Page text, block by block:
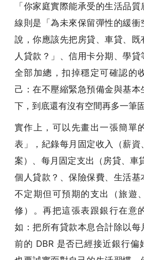
「你家庭實際能承受的生活品
線則是「為未來保留彈性的緩衝
說，你應該先把房貸、車貸、既
人貸款？」、信用卡分期、學貸
全部加總，扣掉穩定可確認的
己：在不壓縮緊急預備金與基本
下，到底還有沒有空間再多一筆
實作上，可以先畫出一張簡單
表」，紀錄每月固定收入（薪資
案）、每月固定支出（房貸、車
個人貸款？、保險保費、生活基
不定期但可預期的支出（旅遊
修）。再把這張表跟銀行在意
如：把所有貸款本息合計除以每
前的 DBR 是否已經接近銀行偏